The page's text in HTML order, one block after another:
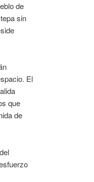
de
sin
El
que
de